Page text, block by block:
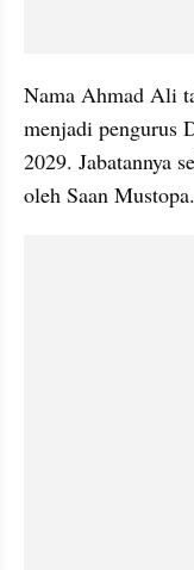
Nama Ahmad Ali
menjadi pengurus
2029. Jabatannya
oleh Saan Mustopa.